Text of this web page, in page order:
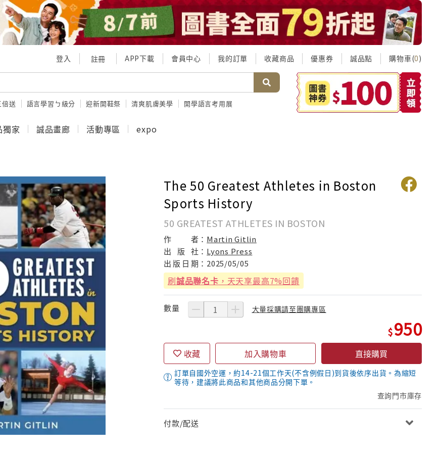
登入 註冊 APP下載 會員中心 我的訂單 收藏商品 優惠券 誠品點 購物車(0)
倍送 語言學習ㄅ級分 迎新開鞋祭 清爽肌膚美學 開學語言考用展
獨家 誠品畫廊 活動專區 expo
The 50 Greatest Athletes in Boston
Sports History
50 GREATEST ATHLETES IN BOSTON
作 者： Martin Gitlin
出
版 社： Lyons Press
出 版 日 期： 2025/05/05
刷誠品聯名卡 ，天天享最高7%回饋
數量 大量採購請至團購專區
950
收藏 加入購物車 直接購買
訂單自國外空運，約14-21個工作天(不含例假日)到貨後依序出貨。為縮短
等待，建議將此商品和其他商品分開下單。
查詢門市庫存
付款/配送